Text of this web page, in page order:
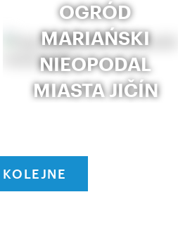
OGRÓD
MARIAŃSKI
NIEOPODAL
MIASTA JIČÍN